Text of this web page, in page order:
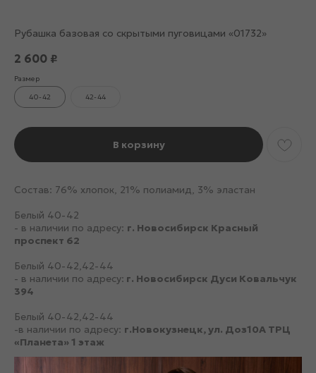
Рубашка базовая со скрытыми пуговицами «01732»
2 600 ₽
Размер
40-42
42-44
В корзину
Состав: 76% хлопок, 21% полиамид, 3% эластан
Белый 40-42
- в наличии по адресу: г. Новосибирск Красный
проспект 62
Белый 40-42,42-44
- в наличии по адресу: г. Новосибирск Дуси Ковальчук
394
Белый 40-42,42-44
-в наличии по адресу: г.Новокузнецк, ул. Доз10А ТРЦ
«Планета» 1 этаж